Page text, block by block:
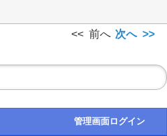
<< 前へ 次へ >>
管理画面ログイン